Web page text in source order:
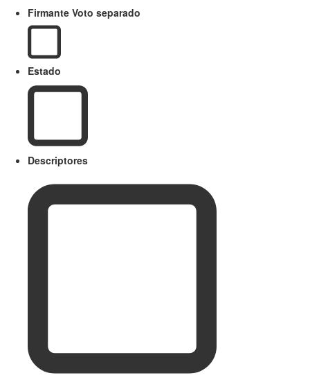
Firmante Voto separado
Estado
Descriptores